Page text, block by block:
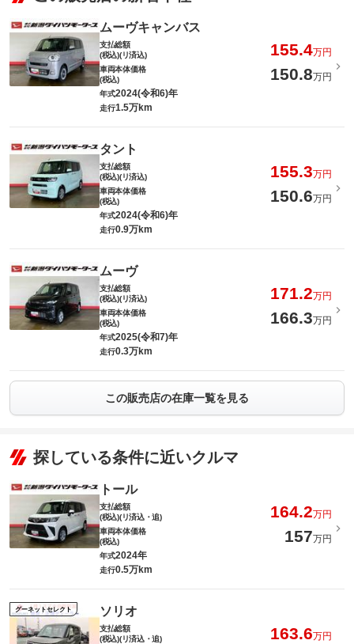
ムーヴキャンバス
支払総額
(税込)(リ済込)
155.4万円
車両本体価格
(税込)
150.8万円
年式2024(令和6)年
走行1.5万km
タント
支払総額
(税込)(リ済込)
155.3万円
車両本体価格
(税込)
150.6万円
年式2024(令和6)年
走行0.9万km
ムーヴ
支払総額
(税込)(リ済込)
171.2万円
車両本体価格
(税込)
166.3万円
年式2025(令和7)年
走行0.3万km
この販売店の在庫一覧を見る
探している条件に近いクルマ
トール
支払総額
(税込)(リ済込・追)
164.2万円
車両本体価格
(税込)
157万円
年式2024年
走行0.5万km
グーネットセレクト ソリオ
支払総額
(税込)(リ済込・追)
163.6万円